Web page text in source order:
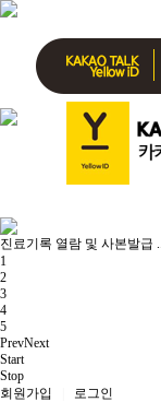
진료기록 열람 및 사본발급 ..
1
2
3
4
5
PrevNext
Start
Stop
회원가입
로그인